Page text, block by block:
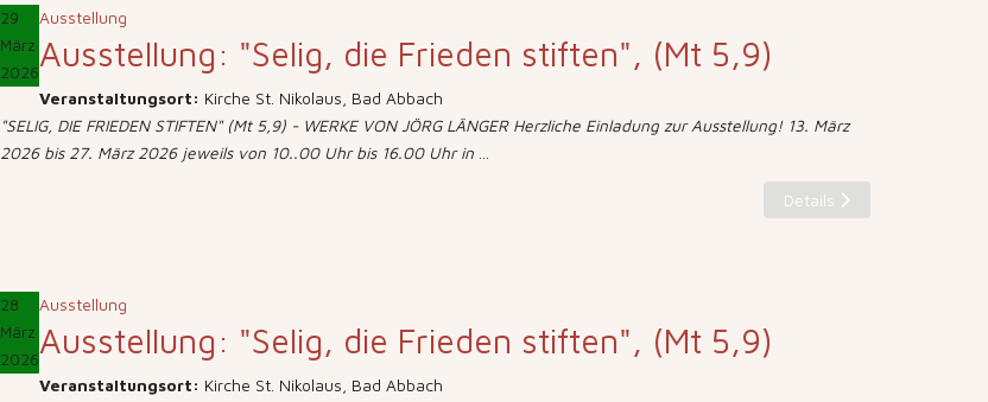
29
März
2026
Ausstellung
Ausstellung: "Selig, die Frieden stiften", (Mt 5,9)
Veranstaltungsort: Kirche St. Nikolaus, Bad Abbach
"SELIG, DIE FRIEDEN STIFTEN" (Mt 5,9) - WERKE VON JÖRG LÄNGER Herzliche Einladung zur Ausstellung! 13. März
2026 bis 27. März 2026 jeweils von 10..00 Uhr bis 16.00 Uhr in ...
Details
28
März
2026
Ausstellung
Ausstellung: "Selig, die Frieden stiften", (Mt 5,9)
Veranstaltungsort: Kirche St. Nikolaus, Bad Abbach